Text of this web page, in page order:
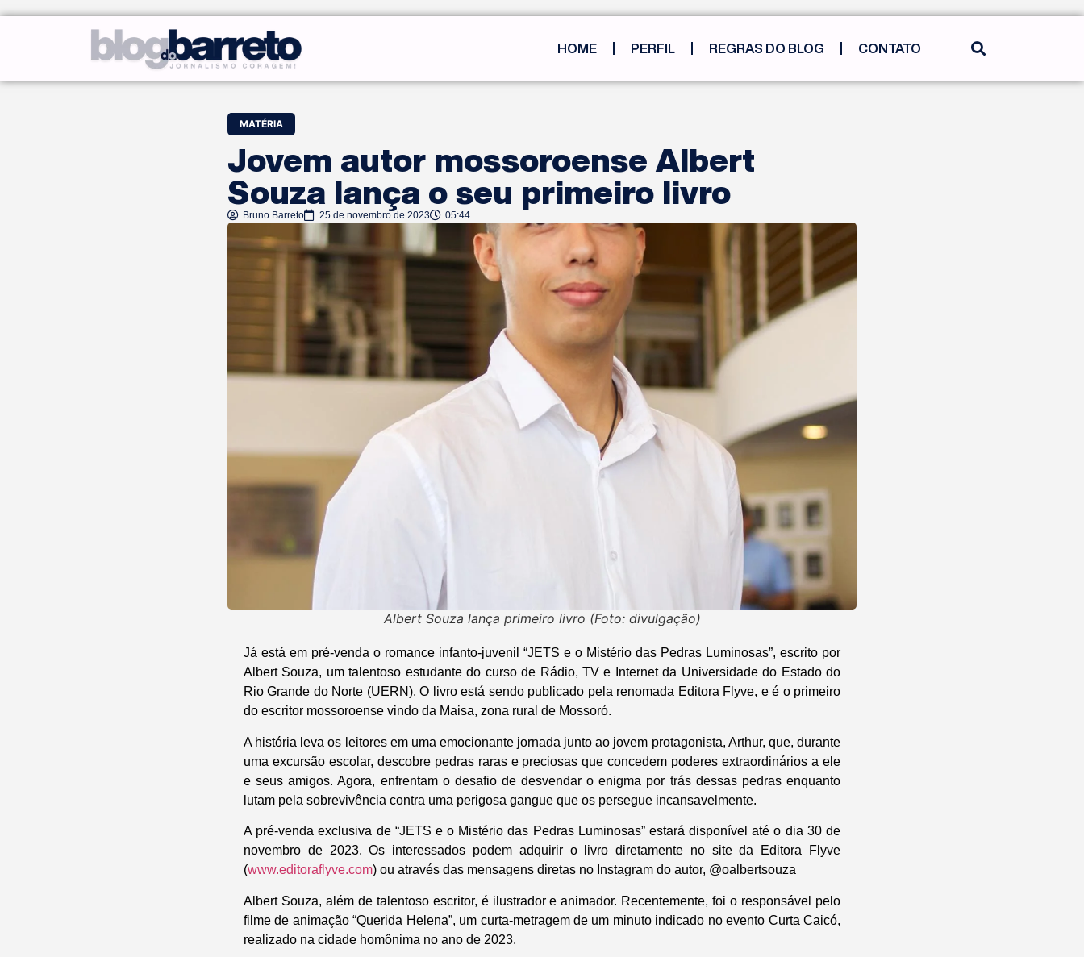
HOME PERFIL REGRAS DO BLOG CONTATO
MATÉRIA
Jovem autor mossoroense Albert
Souza lança o seu primeiro livro
Bruno Barreto 25 de novembro de 2023 05:44
Albert Souza lança primeiro livro (Foto: divulgação)
Já está em pré-venda o romance infanto-juvenil “JETS e o Mistério das Pedras Luminosas”, escrito por
Albert Souza, um talentoso estudante do curso de Rádio, TV e Internet da Universidade do Estado do
Rio Grande do Norte (UERN). O livro está sendo publicado pela renomada Editora Flyve, e é o primeiro
do escritor mossoroense vindo da Maisa, zona rural de Mossoró.
A história leva os leitores em uma emocionante jornada junto ao jovem protagonista, Arthur, que, durante
uma excursão escolar, descobre pedras raras e preciosas que concedem poderes extraordinários a ele
e seus amigos. Agora, enfrentam o desafio de desvendar o enigma por trás dessas pedras enquanto
lutam pela sobrevivência contra uma perigosa gangue que os persegue incansavelmente.
A pré-venda exclusiva de “JETS e o Mistério das Pedras Luminosas” estará disponível até o dia 30 de
novembro de 2023. Os interessados podem adquirir o livro diretamente no site da Editora Flyve
(www.editoraflyve.com) ou através das mensagens diretas no Instagram do autor, @oalbertsouza
Albert Souza, além de talentoso escritor, é ilustrador e animador. Recentemente, foi o responsável pelo
filme de animação “Querida Helena”, um curta-metragem de um minuto indicado no evento Curta Caicó,
realizado na cidade homônima no ano de 2023.